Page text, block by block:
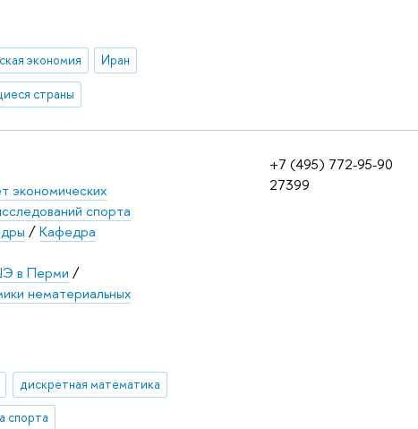
экономия Иран
страны
+7 (495) 772-95-90
27399
экономических
спорта
/Кафедра
в Перми /
нематериальных
дискретная математика
спорта